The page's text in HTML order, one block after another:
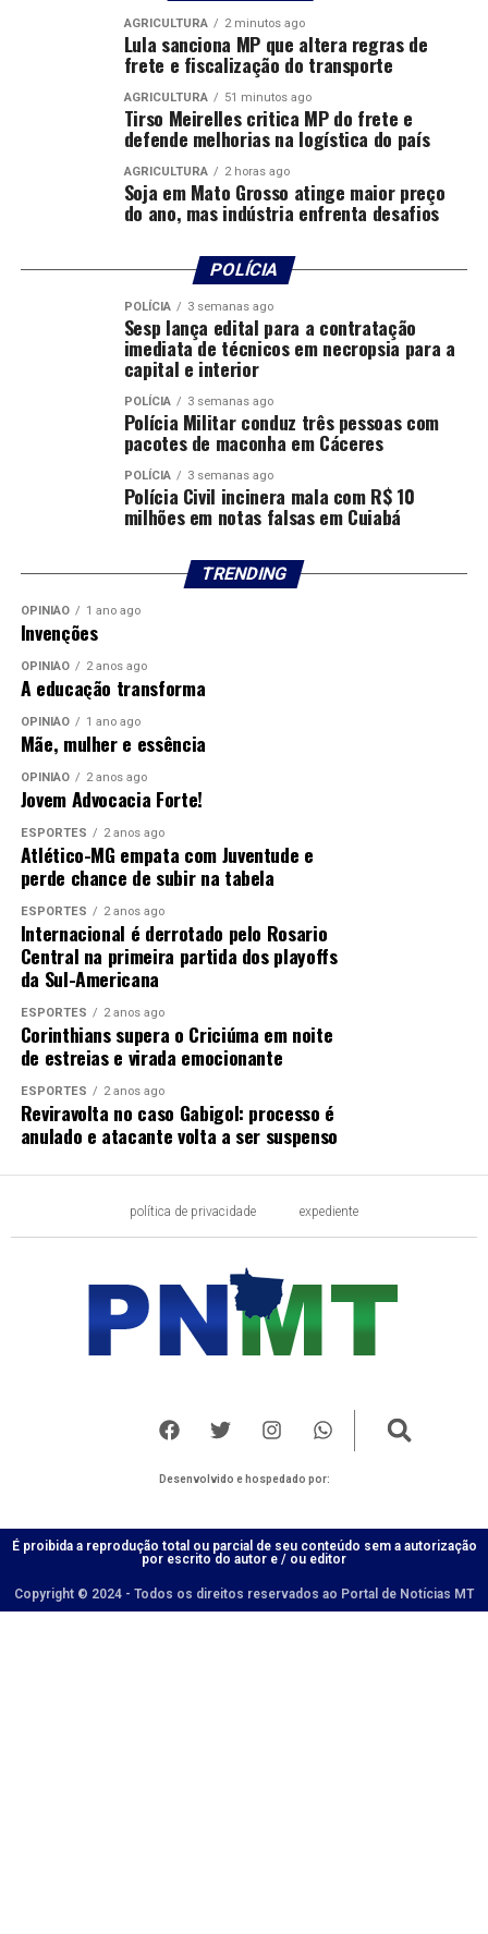
Sonia Mazetto – Gestora de Potencial Humano,
Terapeuta Integrativa, Fonoaudióloga e Palestrante.
RELATED TOPICS:
Várzea Grande 157 ANOS, cada dia melhor!
Avanços e parcerias: os primeiros 100 dias da nova
Diretoria da AMM
AGRICULTURA 2 minutos ago
Lula sanciona MP que altera regras de
frete e fiscalização do transporte
AGRICULTURA 51 minutos ago
Tirso Meirelles critica MP do frete e
defende melhorias na logística do país
AGRICULTURA 2 horas ago
Soja em Mato Grosso atinge maior preço
do ano, mas indústria enfrenta desafios
POLÍCIA
POLÍCIA 3 semanas ago
Sesp lança edital para a contratação
imediata de técnicos em necropsia para a
capital e interior
POLÍCIA 3 semanas ago
Polícia Militar conduz três pessoas com
pacotes de maconha em Cáceres
POLÍCIA 3 semanas ago
Polícia Civil incinera mala com R$ 10
milhões em notas falsas em Cuiabá
TRENDING
OPINIÃO 1 ano ago
Invenções
OPINIÃO 2 anos ago
A educação transforma
OPINIÃO 1 ano ago
Mãe, mulher e essência
OPINIÃO 2 anos ago
Jovem Advocacia Forte!
ESPORTES 2 anos ago
Atlético-MG empata com Juventude e
perde chance de subir na tabela
ESPORTES 2 anos ago
Internacional é derrotado pelo Rosario
Central na primeira partida dos playoffs
da Sul-Americana
ESPORTES 2 anos ago
Corinthians supera o Criciúma em noite
de estreias e virada emocionante
ESPORTES 2 anos ago
Reviravolta no caso Gabigol: processo é
anulado e atacante volta a ser suspenso
política de privacidade expediente
Desenvolvido e hospedado por:
É proibida a reprodução total ou parcial de seu conteúdo sem a autorização
por escrito do autor e / ou editor
Copyright © 2024 - Todos os direitos reservados ao Portal de Notícias MT